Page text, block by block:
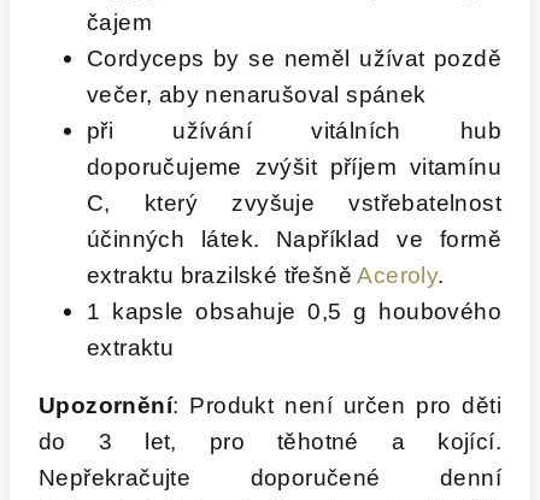
čajem
Cordyceps by se neměl užívat pozdě
večer, aby nenarušoval spánek
při užívání vitálních hub
doporučujeme zvýšit příjem vitamínu
C, který zvyšuje vstřebatelnost
účinných látek. Například ve formě
extraktu brazilské třešněAceroly.
1 kapsle obsahuje 0,5 g houbového
extraktu
Upozornění: Produkt není určen pro děti
do 3 let, pro těhotné a kojící.
Nepřekračujte doporučené denní